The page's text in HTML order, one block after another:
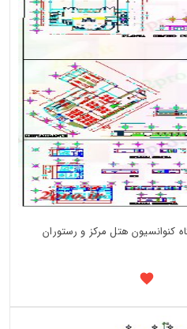
کنوانسیون هتل مرکز و رستوران